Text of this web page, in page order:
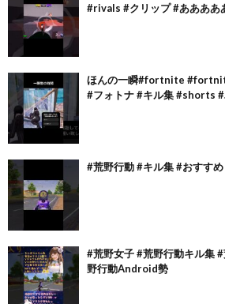
#rivals #クリップ #ああああ
ほんの一瞬#fortnite
#フォトナ #キル集 #shorts
#荒野行動 #キル集 #おすすめ
#荒野女子 #荒野行動キル集
野行動Android勢